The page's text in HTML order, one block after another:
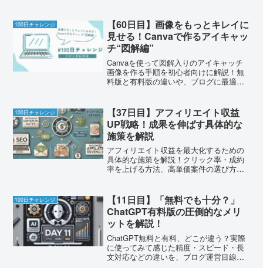
100日チャレンジ
【60日目】画像をもっとキレイに
見せる！Canvaで作るアイキャッ
チ“図解編”
Canvaを使って図解入りのアイキャッチ
画像を作る手順を初心者向けに解説！無
料版と有料版の違いや、ブログに最適な
100日チャレンジ
【37日目】アフィリエイト収益
UP戦略！成果を伸ばす具体的な
施策を解説
アフィリエイト収益を最大化するための
具体的な施策を解説！クリック率・成約
率を上げる方法、高単価案件の選び方、
100日チャレンジ
【11日目】「無料でも十分？」
ChatGPT有料版の圧倒的なメリ
ットを解説！
ChatGPT無料と有料、どこが違う？実際
に使ってみて感じた精度・スピード・長
文対応などの違いを、ブログ運営目線で